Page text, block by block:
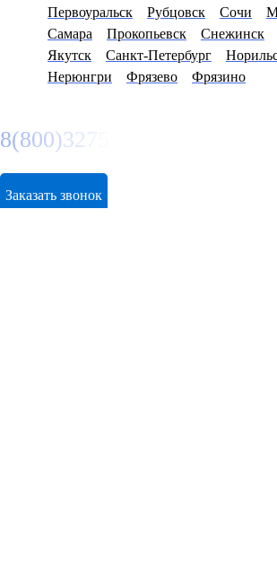
Первоуральск
Рубцовск Сочи
Самара
Прокопьевск Снежинск
Якутск
Санкт-Петербург
Нерюнгри
Фрязево Фрязино
8(800)3275280
Заказать звонок